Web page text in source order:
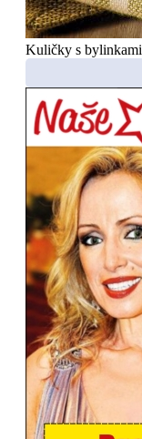
Kuličky s bylinkami